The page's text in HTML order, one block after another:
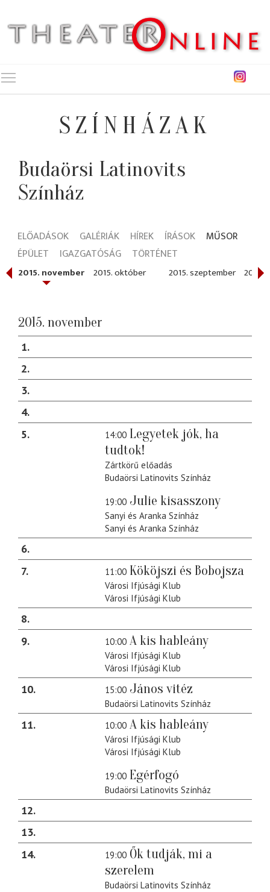
SZÍNHÁZAK
Budaörsi Latinovits
Színház
ELŐADÁSOK GALÉRIÁK HÍREK ÍRÁSOK
MŰSOR
ÉPÜLET
IGAZGATÓSÁG TÖRTÉNET
2015. november 2015. október 2015. szeptember 2015.
2015. november
1
2
3
4
5
14:00 Legyetek jók, ha
tudtok!
Zártkörű előadás
Budaörsi Latinovits Színház
19:00 Julie kisasszony
Sanyi és Aranka Színház
Sanyi és Aranka Színház
6
7
11:00 Kököjszi és Bobojsza
Városi Ifjúsági Klub
Városi Ifjúsági Klub
8
9
10:00 A kis hableány
Városi Ifjúsági Klub
Városi Ifjúsági Klub
10 15:00 János vitéz
Budaörsi Latinovits Színház
11 10:00 A kis hableány
Városi Ifjúsági Klub
Városi Ifjúsági Klub
19:00 Egérfogó
Budaörsi Latinovits Színház
12
13
14
19:00 Ők tudják, mi a
szerelem
Budaörsi Latinovits Színház